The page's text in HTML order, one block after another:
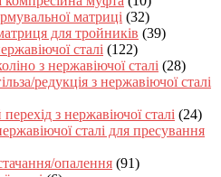
матриці (32)
для тройників (39)
сталі (122)
з нержавіючої сталі (28)
редукція з нержавіючої сталі
з нержавіючої сталі (24)
сталі для пресування
опалення (91)